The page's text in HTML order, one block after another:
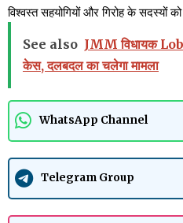
विश्वस्त सहयोगियों और गिरोह के सदस्यों
See also JMM विधायक
केस, दलबदल का चलेगा मामला
WhatsApp Channel
Telegram Group